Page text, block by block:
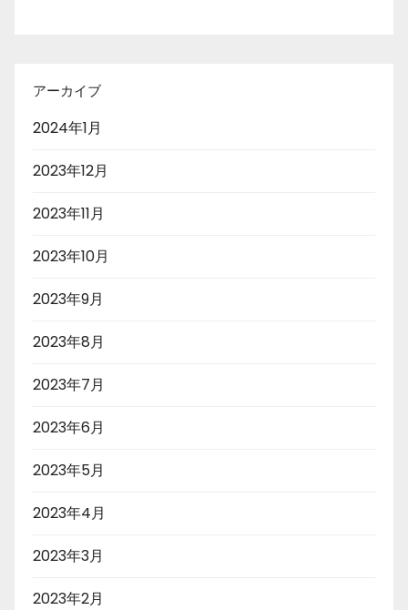
アーカイブ
2024年1月
2023年12月
2023年11月
2023年10月
2023年9月
2023年8月
2023年7月
2023年6月
2023年5月
2023年4月
2023年3月
2023年2月